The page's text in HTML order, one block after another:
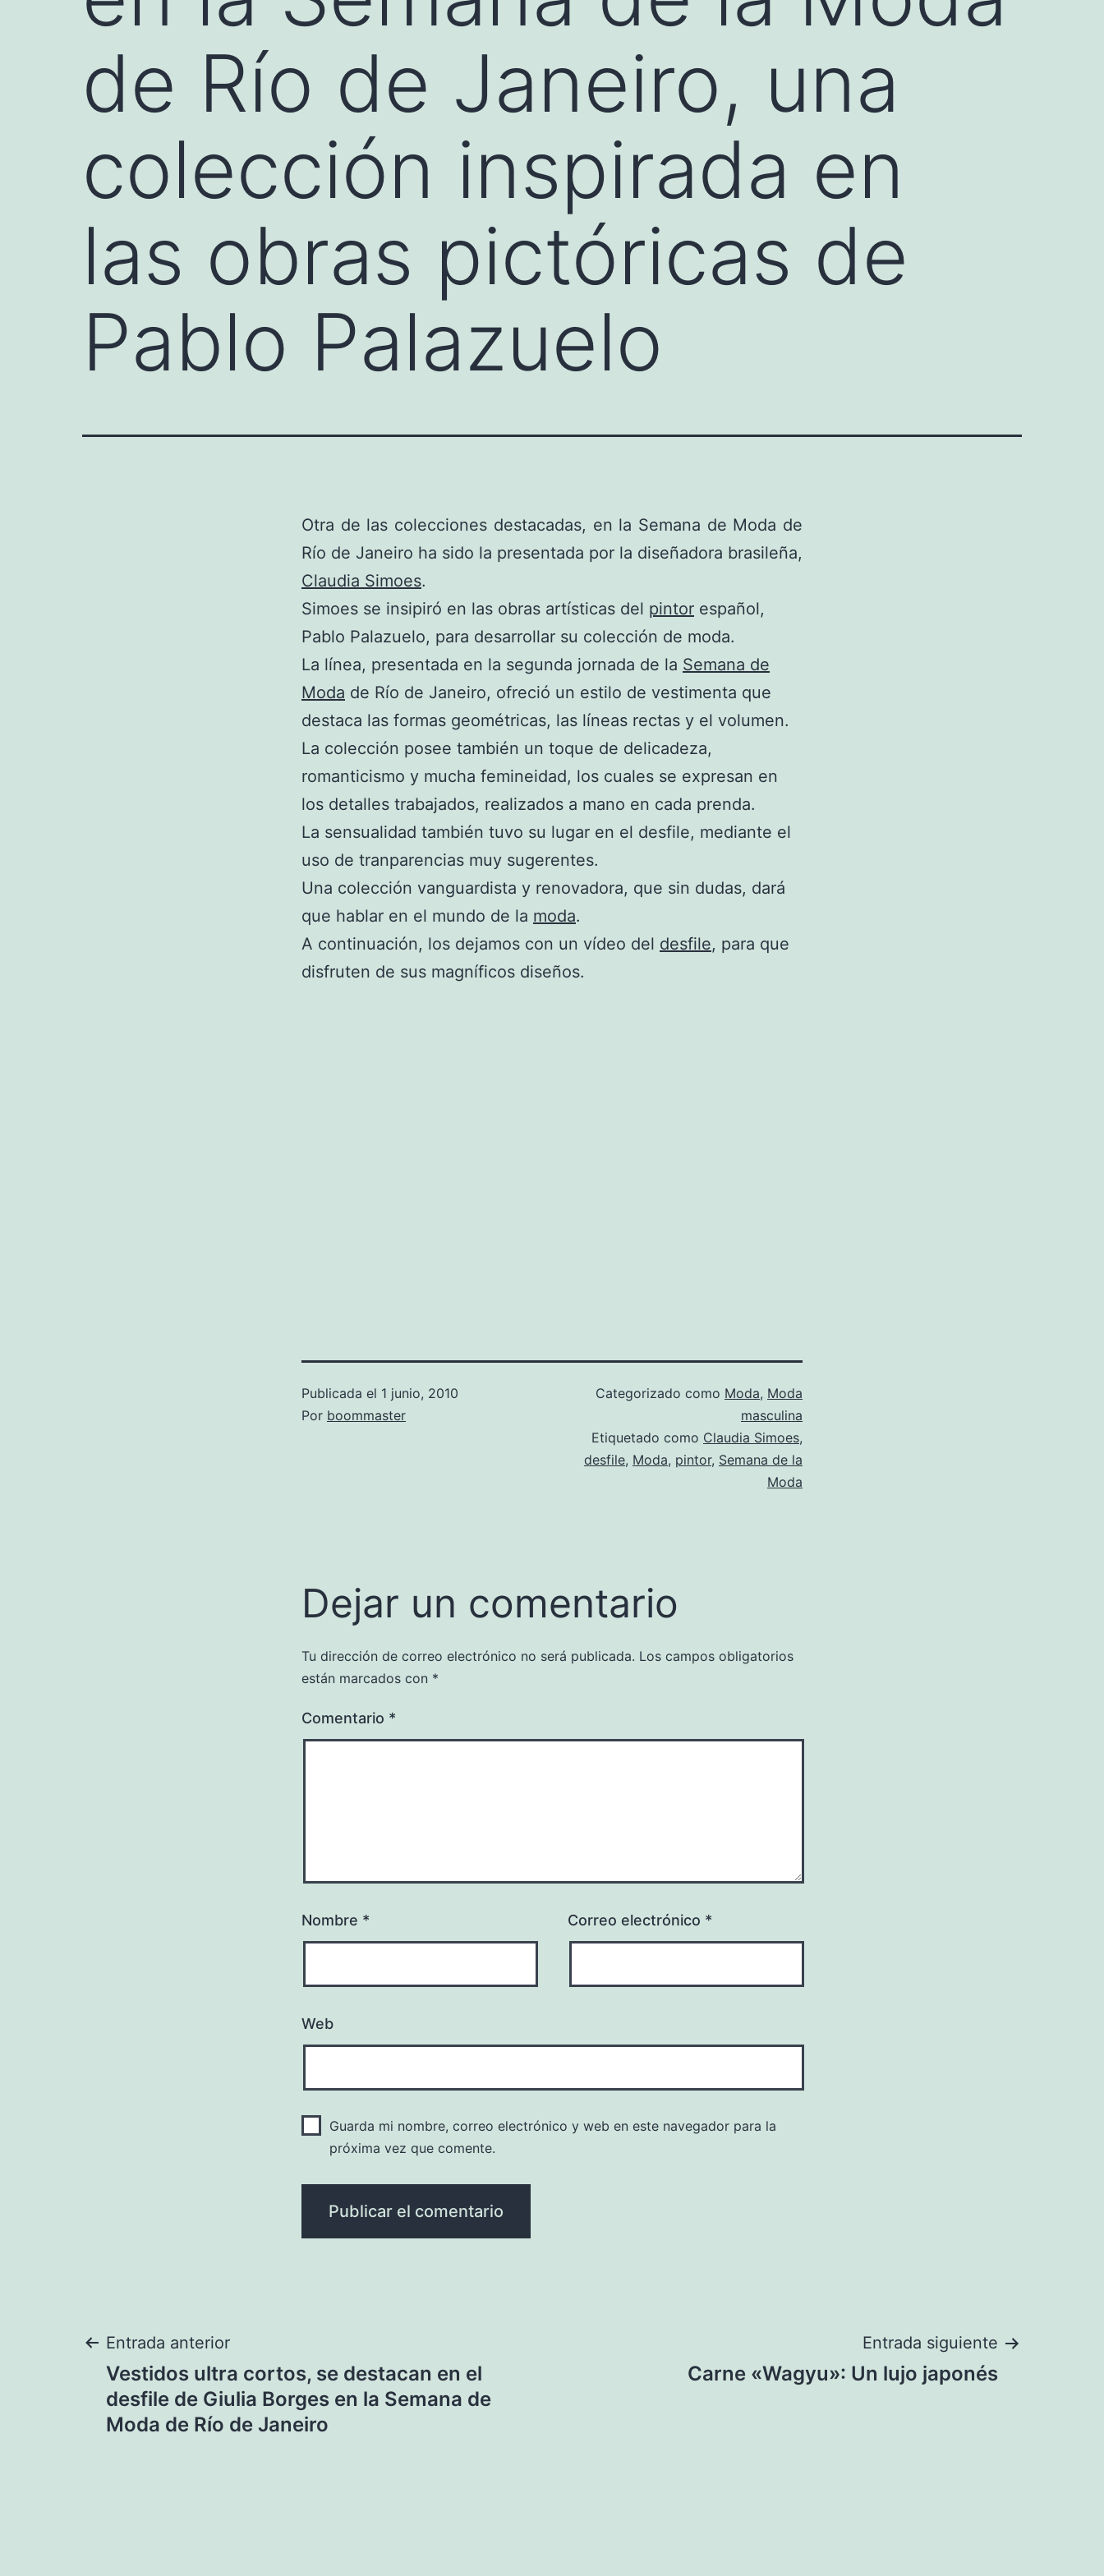
de Río de Janeiro, una
colección inspirada en
las obras pictóricas de
Pablo Palazuelo
Otra de las colecciones destacadas, en la Semana de Moda de
Río de Janeiro ha sido la presentada por la diseñadora brasileña,
Claudia Simoes.
Simoes se insipiró en las obras artísticas del pintor español,
Pablo Palazuelo, para desarrollar su colección de moda.
La línea, presentada en la segunda jornada de la Semana de
Moda de Río de Janeiro, ofreció un estilo de vestimenta que
destaca las formas geométricas, las líneas rectas y el volumen.
La colección posee también un toque de delicadeza,
romanticismo y mucha femineidad, los cuales se expresan en
los detalles trabajados, realizados a mano en cada prenda.
La sensualidad también tuvo su lugar en el desfile, mediante el
uso de tranparencias muy sugerentes.
Una colección vanguardista y renovadora, que sin dudas, dará
que hablar en el mundo de la moda.
A continuación, los dejamos con un vídeo del desfile, para que
disfruten de sus magníficos diseños.
Publicada el 1 junio, 2010
Por boommaster
Categorizado como Moda, Moda
masculina
Etiquetado como Claudia Simoes,
desfile, Moda, pintor, Semana de la
Moda
Dejar un comentario
Tu dirección de correo electrónico no será publicada. Los campos obligatorios
están marcados con *
Comentario *
Nombre * Correo electrónico *
Web
Guarda mi nombre, correo electrónico y web en este navegador para la
próxima vez que comente.
Navegación
de
Entrada anterior
Vestidos ultra cortos, se destacan en el
desfile de Giulia Borges en la Semana de
Moda de Río de Janeiro
Entrada siguiente
Carne «Wagyu»: Un lujo japonés